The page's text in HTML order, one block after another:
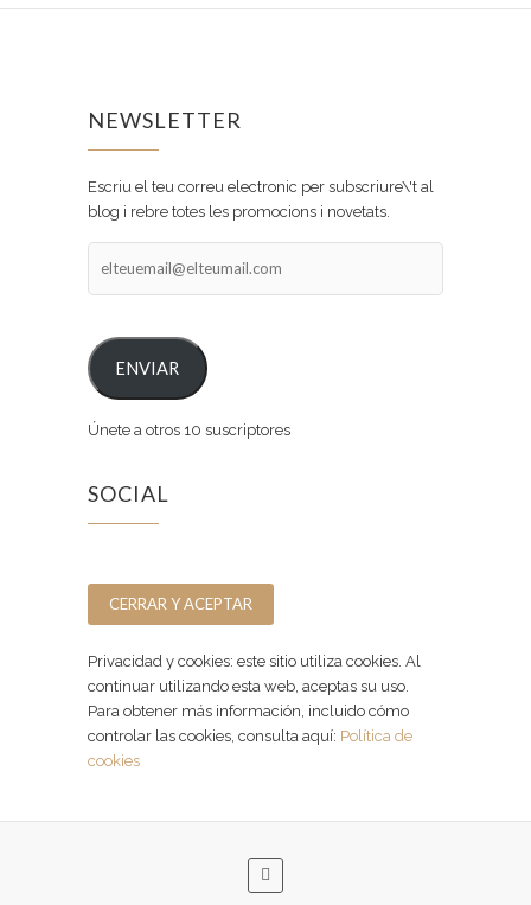
NEWSLETTER
Escriu el teu correu electronic per subscriure\'t al
blog i rebre totes les promocions i novetats.
ENVIAR
Únete a otros 10 suscriptores
SOCIAL
Privacidad y cookies: este sitio utiliza cookies. Al
continuar utilizando esta web, aceptas su uso.
Para obtener más información, incluido cómo
controlar las cookies, consulta aquí: Política de
cookies